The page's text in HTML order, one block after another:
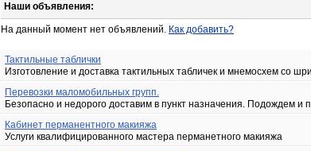
Наши объявления:
На данный момент нет объявлений. Как добавить?
Тактильные таблички
Изготовление и доставка тактильных табличек и мнемосхем со
Перевозки маломобильных групп.
Безопасно и недорого доставим в пункт назначения. Подождем и
Кабинет перманентного макияжа
Услуги квалифицированного мастера перманетного макияжа